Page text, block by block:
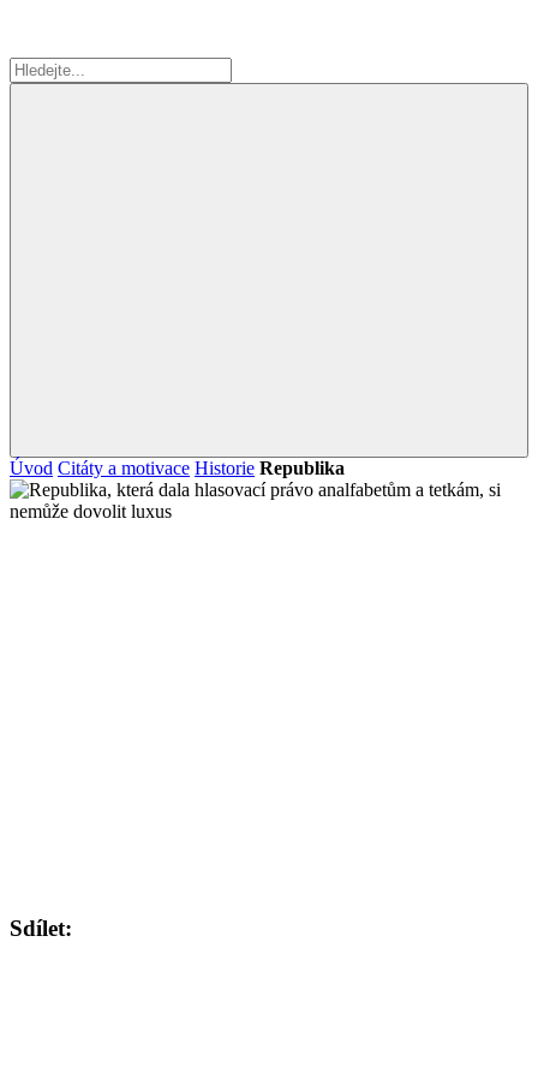
Úvod Citáty a motivace Historie Republika
Sdílet: